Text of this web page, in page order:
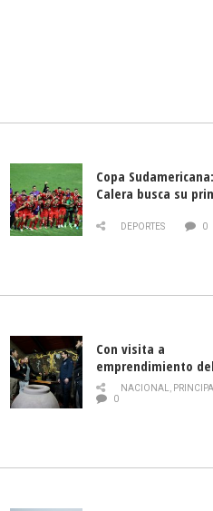
Copa
Calera busca su
DEPORTES 0
Con visita a
emprendimiento
y llamado al
historia campesina
NACIONAL,
0